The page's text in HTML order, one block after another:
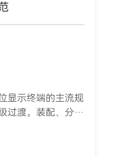
显示终端的主流规
过渡。装配、分